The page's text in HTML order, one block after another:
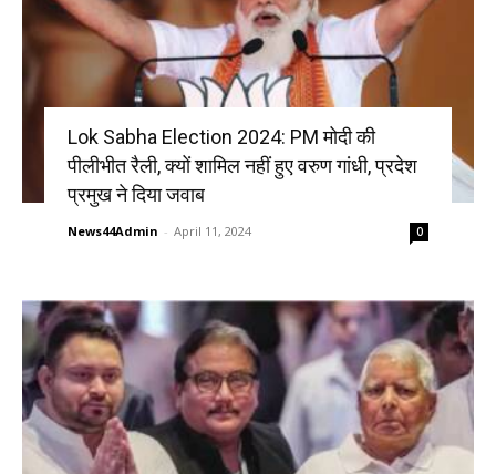
Lok Sabha Election 2024: PM मोदी की
पीलीभीत रैली, क्यों शामिल नहीं हुए वरुण गांधी, प्रदेश
प्रमुख ने दिया जवाब
News44Admin - April 11, 2024 0